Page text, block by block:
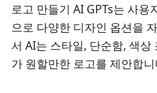
로고 만들기 AI GPTs는 사
으로 다양한 디자인 옵션을
서 AI는 스타일, 단순함, 색
가 원할만한 로고를 제안합니